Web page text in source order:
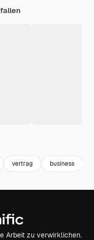
vertrag business
Arbeit zu verwirklichen.